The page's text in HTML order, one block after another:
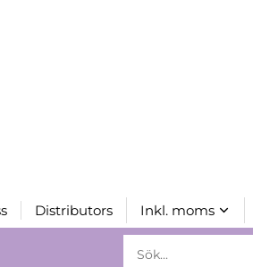
Distributors